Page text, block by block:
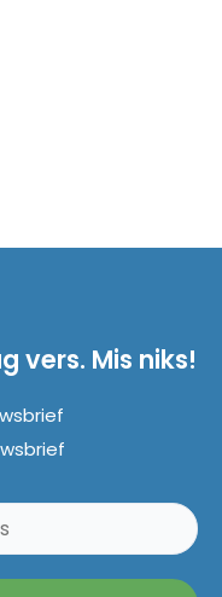
vers. Mis niks!